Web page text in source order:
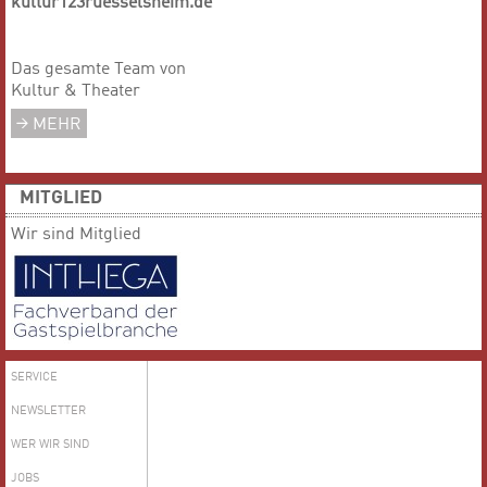
Das gesamte Team von
Kultur & Theater
MEHR
MITGLIED
Wir sind Mitglied
SERVICE
NEWSLETTER
WER WIR SIND
JOBS